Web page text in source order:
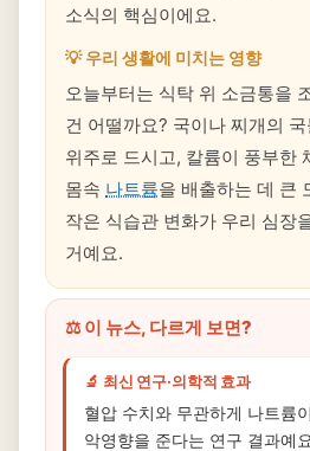
소식의 핵심이에요.
💡 우리 생활에 미치는 영향
오늘부터는 식탁 위 소금통을
건 어떨까요? 국이나 찌개의
위주로 드시고, 칼륨이 풍부한
몸속 나트륨을 배출하는 데 큰
작은 식습관 변화가 우리 심장
거예요.
⚖️ 이 뉴스, 다르게 보면?
🔬 최신 연구·의학적 효과
혈압 수치와 무관하게 나트륨
악영향을 준다는 연구 결과예